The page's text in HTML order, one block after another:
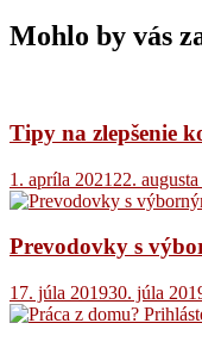
Mohlo by vás
Tipy na zlepšenie
1. apríla 2021 22.
Prevodovky s
17. júla 201930. júla